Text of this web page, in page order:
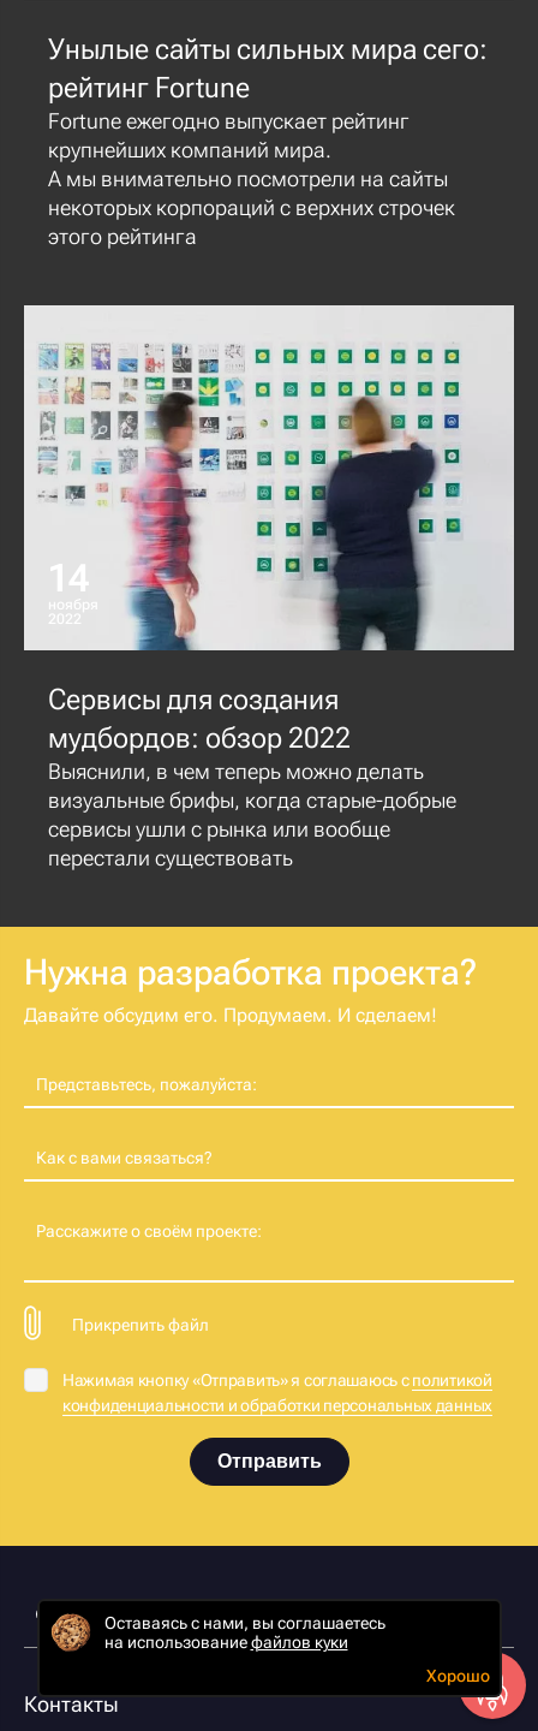
Унылые сайты сильных мира сего:
рейтинг Fortune
Fortune ежегодно выпускает рейтинг
крупнейших компаний мира.
А мы внимательно посмотрели на сайты
некоторых корпораций с верхних строчек
этого рейтинга
14
ноября
2022
Сервисы для создания
мудбордов: обзор 2022
Выяснили, в чем теперь можно делать
визуальные брифы, когда старые-добрые
сервисы ушли с рынка или вообще
перестали существовать
Нужна разработка проекта?
Давайте обсудим его. Продумаем. И сделаем!
Представьтесь, пожалуйста:
Как с вами связаться?
Расскажите о своём проекте:
Прикрепить файл
Нажимая кнопку «Отправить» я соглашаюсь сполитикой
конфиденциальности и обработки персональных данных
Отправить
Оставаясь с нами, вы соглашаетесь
на использованиефайлов куки
Хорошо
Контакты